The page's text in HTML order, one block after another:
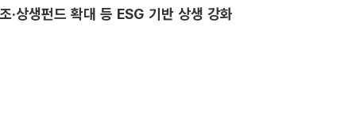
·상생펀드 확대 등 ESG 기반 상생 강화